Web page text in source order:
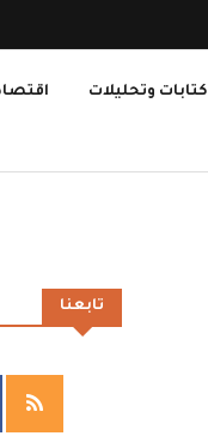
كتابات وتحليلات
تابعنا